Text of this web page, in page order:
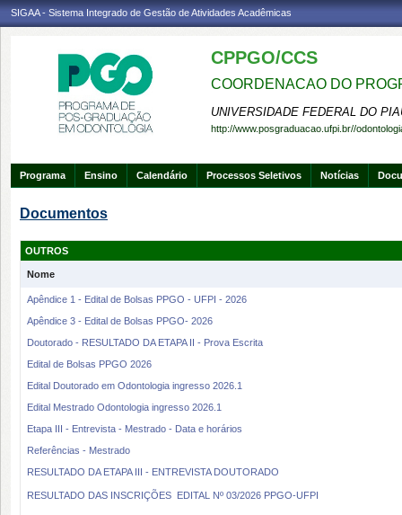
SIGAA - Sistema Integrado de Gestão de Atividades Acadêmicas
CPPGO/CCS
COORDENACAO DO
UNIVERSIDADE FEDERAL DO
http://www.posgraduacao.ufpi.br//
Programa Ensino Calendário Processos Seletivos Notícias
Documentos
OUTROS
Nome
Apêndice 1 - Edital de Bolsas PPGO - UFPI - 2026
Apêndice 3 - Edital de Bolsas PPGO- 2026
Doutorado - RESULTADO DA ETAPA II - Prova Escrita
Edital de Bolsas PPGO 2026
Edital Doutorado em Odontologia ingresso 2026.1
Edital Mestrado Odontologia ingresso 2026.1
Etapa III - Entrevista - Mestrado - Data e horários
Referências - Mestrado
RESULTADO DA ETAPA III - ENTREVISTA DOUTORADO
RESULTADO DAS INSCRIÇÕES  EDITAL Nº 03/2026 PPGO-UFPI